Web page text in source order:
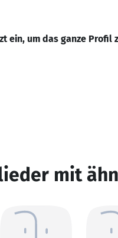
ein, um das ganze Profil
mit